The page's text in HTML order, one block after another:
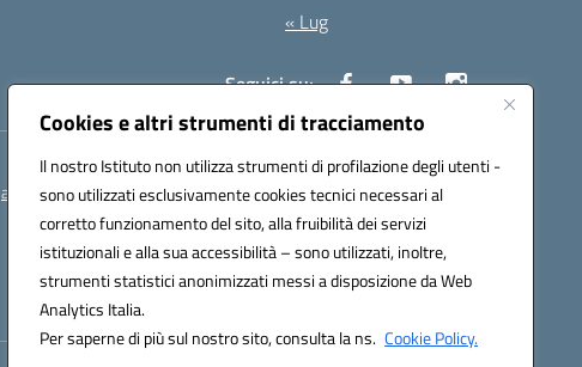
Cookies e altri strumenti di tracciamento
Il nostro Istituto non utilizza strumenti di profilazione degli utenti -
sono utilizzati esclusivamente cookies tecnici necessari al
corretto funzionamento del sito, alla fruibilità dei servizi
istituzionali e alla sua accessibilità – sono utilizzati, inoltre,
strumenti statistici anonimizzati messi a disposizione da Web
Analytics Italia.
Per saperne di più sul nostro sito, consulta la ns. Cookie Policy.
« Lug
Seguici su:
anpc010006@pec.istruzione.it